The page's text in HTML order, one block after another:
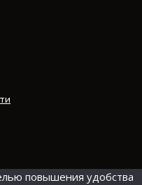
повышения удобства